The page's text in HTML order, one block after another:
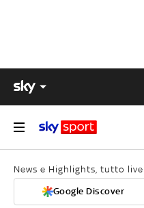
News e Highlights, tutto
Google Discover